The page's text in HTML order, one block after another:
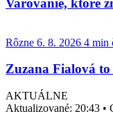
Varovanie, ktoré
Rôzne 6. 8. 2026 4 min
Zuzana Fialová
AKTUÁLNE
Aktualizované: 20:43 •